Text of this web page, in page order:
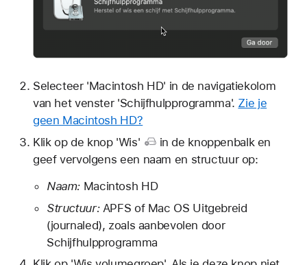
Selecteer 'Macintosh HD' in de navigatiekolom
van het venster 'Schijfhulpprogramma'. Zie je
geen Macintosh HD?
Klik op de knop 'Wis'
in de knoppenbalk en
geef vervolgens een naam en structuur op:
Naam: Macintosh HD
Structuur:APFS of Mac OS Uitgebreid
(journaled), zoals aanbevolen door
Schijfhulpprogramma